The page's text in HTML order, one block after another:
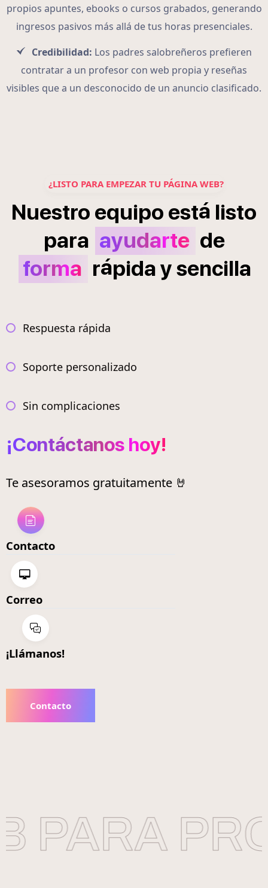
propios apuntes, ebooks o cursos grabados, generando
ingresos pasivos más allá de tus horas presenciales.
Credibilidad: Los padres salobreñeros prefieren
contratar a un profesor con web propia y reseñas
visibles que a un desconocido de un anuncio clasificado.
¿LISTO PARA EMPEZAR TU PÁGINA WEB?
Nuestro equipo está listo
para ayudarte de
forma rápidaysencilla
Respuesta rápida
Soporte personalizado
Sin complicaciones
¡Contáctanos hoy!
Te asesoramos gratuitamente 🤘
Contacto
Correo
¡Llámanos!
Contacto